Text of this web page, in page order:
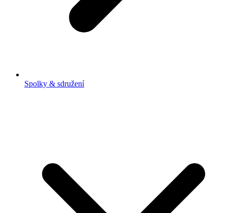
Spolky & sdružení